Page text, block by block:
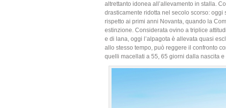
altrettanto idonea all’allevamento in stalla.
drasticamente ridotta nel secolo scorso:
rispetto ai primi anni Novanta, quando la
estinzione. Considerata ovino a triplice
e di lana, oggi l’alpagota è allevata quasi
allo stesso tempo, può reggere il confronto
quelli macellati a 55, 65 giorni dalla nascita